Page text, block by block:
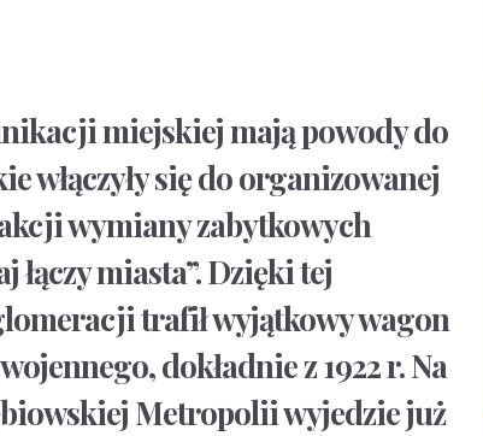
miejskiej mają powody do
włączyły się do organizowanej
wymiany zabytkowych
miasta”. Dzięki tej
trafił wyjątkowy wagon
dokładnie z 1922 r. Na
Metropolii wyjedzie już